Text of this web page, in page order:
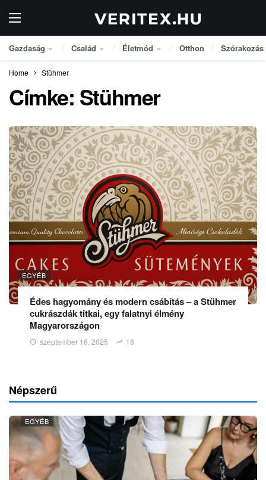
Gazdaság Család Életmód Otthon Szórakozás
Home Stühmer
Címke: Stühmer
EGYÉB
Édes hagyomány és modern csábítás – a Stühmer
cukrászdák titkai, egy falatnyi élmény
Magyarországon
szeptember 16, 2025 18
Népszerű
EGYÉB